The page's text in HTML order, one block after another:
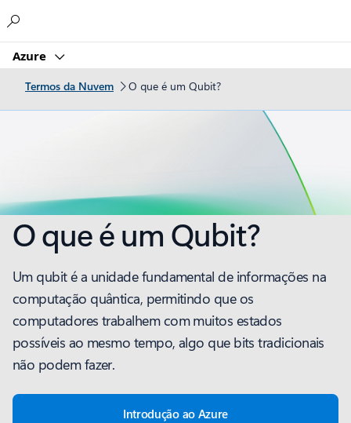
Azure
Termos da Nuvem O que é um Qubit?
O que é um Qubit?
Um qubit é a unidade fundamental de informações na
computação quântica, permitindo que os
computadores trabalhem com muitos estados
possíveis ao mesmo tempo, algo que bits tradicionais
não podem fazer.
Introdução ao Azure